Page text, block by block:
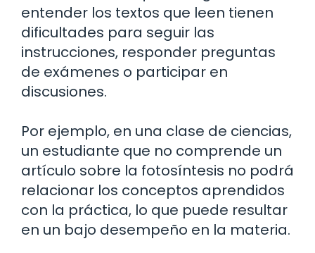
entender los textos que leen tienen
dificultades para seguir las
instrucciones, responder preguntas
de exámenes o participar en
discusiones.
Por ejemplo, en una clase de ciencias,
un estudiante que no comprende un
artículo sobre la fotosíntesis no podrá
relacionar los conceptos aprendidos
con la práctica, lo que puede resultar
en un bajo desempeño en la materia.